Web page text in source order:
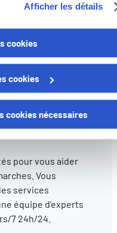
consentement à tout
des cookies" en bas
nécessaires au
si vous désactivez des
fonctionnalités ou
normalement
en personnalisant
de vos choix.
le nombre de visiteurs et
sur notre site.
personnalisés et en
Afficher les détails
cookies
cookies
cookies nécessaires
véhicule
de notre agence
vos démarches
votre
pour vous aider
Vous
services
équipe d’experts
7 24h/24.